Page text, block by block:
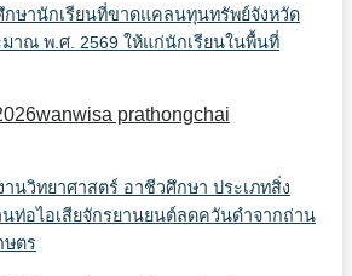
ษานักเรียนที่ขาดแคลนทุนทรัพย์จังหวัด
มาณ พ.ศ. 2569 ให้แก่นักเรียนในพื้นที่
wanwisa prathongchai
นวิทยาศาสตร์ อาชีวศึกษา ประเภทสิ่ง
นท่อไอเสียจักรยานยนต์ลดควันดำจากถ่าน
ษตร